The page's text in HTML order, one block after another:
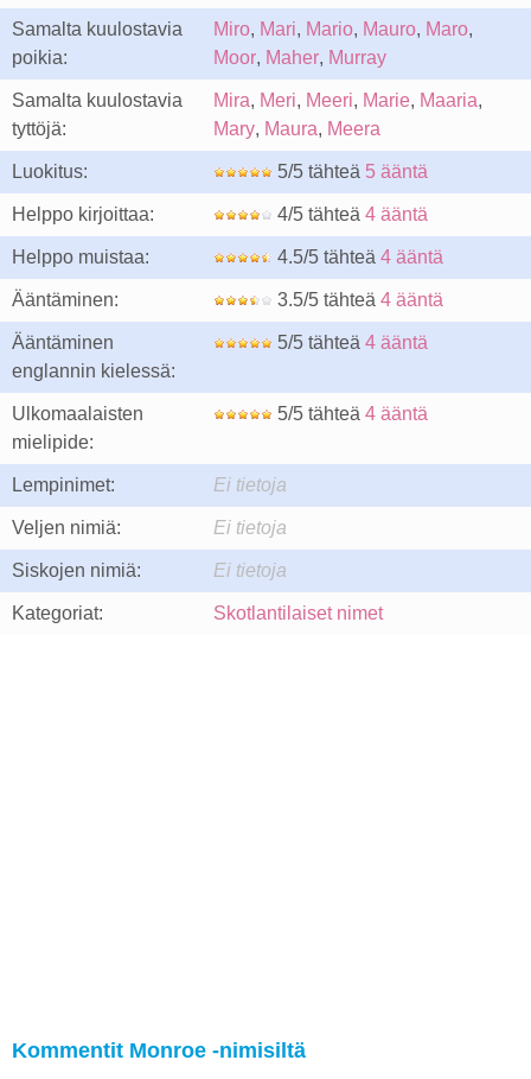
Samalta kuulostavia
poikia:
Miro, Mari, Mario, Mauro, Maro,
Moor, Maher, Murray
Samalta kuulostavia
tyttöjä:
Mira, Meri, Meeri, Marie, Maaria,
Mary, Maura, Meera
Luokitus: 5/5 tähteä 5 ääntä
Helppo kirjoittaa: 4/5 tähteä 4 ääntä
Helppo muistaa: 4.5/5 tähteä 4 ääntä
Ääntäminen: 3.5/5 tähteä 4 ääntä
Ääntäminen
englannin kielessä:
5/5 tähteä 4 ääntä
Ulkomaalaisten
mielipide:
5/5 tähteä 4 ääntä
Lempinimet: Ei tietoja
Veljen nimiä: Ei tietoja
Siskojen nimiä: Ei tietoja
Kategoriat: Skotlantilaiset nimet
Kommentit Monroe -nimisiltä